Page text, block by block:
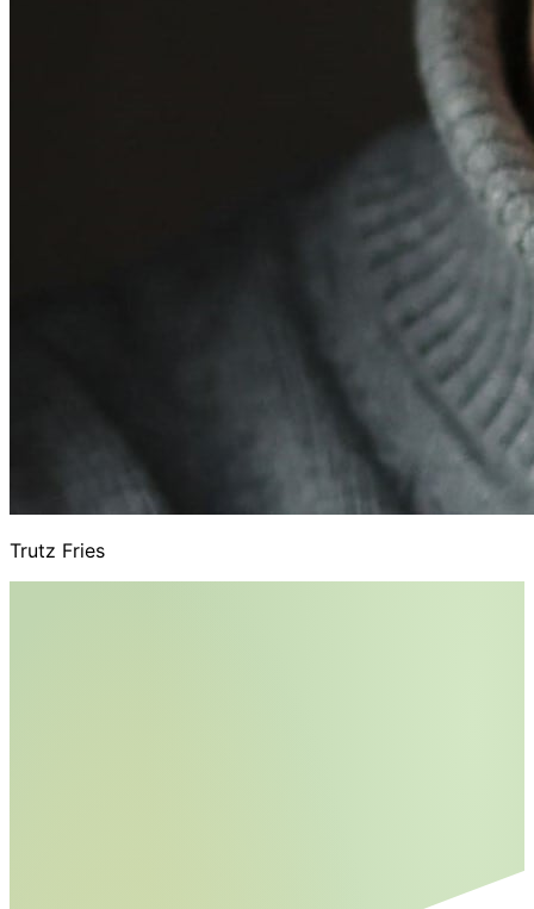
Trutz Fries